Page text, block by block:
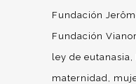
Fundación
Fundación
ley de eutanasia
maternidad